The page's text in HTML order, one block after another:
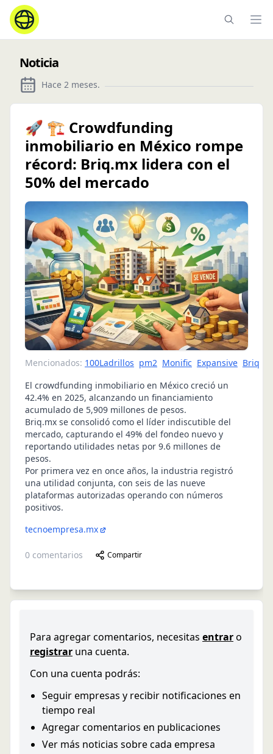
Noticia
Hace 2 meses.
🚀 🏗️ Crowdfunding
inmobiliario en México rompe
récord: Briq.mx lidera con el
50% del mercado
Mencionados: 100Ladrillos pm2 Monific Expansive Briq
El crowdfunding inmobiliario en México creció un
42.4% en 2025, alcanzando un financiamiento
acumulado de 5,909 millones de pesos.
Briq.mx se consolidó como el líder indiscutible del
mercado, capturando el 49% del fondeo nuevo y
reportando utilidades netas por 9.6 millones de
pesos.
Por primera vez en once años, la industria registró
una utilidad conjunta, con seis de las nueve
plataformas autorizadas operando con números
positivos.
tecnoempresa.mx
0 comentarios Compartir
Para agregar comentarios, necesitas entraro
registrar una cuenta.
Con una cuenta podrás:
Seguir empresas y recibir notificaciones en
tiempo real
Agregar comentarios en publicaciones
Ver más noticias sobre cada empresa